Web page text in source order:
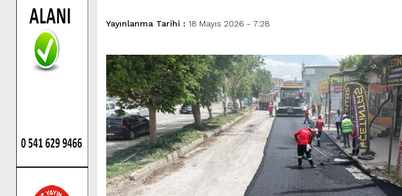
Yayınlanma Tarihi : 18 Mayıs 2026 - 7:28